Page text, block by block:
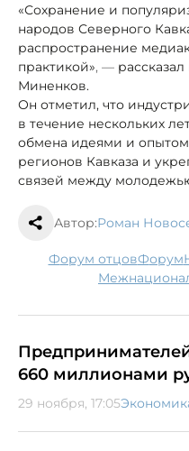
«Сохранение и
народов Северного
распространение
практикой», —
Миненков.
Он отметил, что
в течение нескольких
обмена идеями и
регионов Кавказа и
связей между
Автор:Роман
форум отцов форум
660 миллионами
29 ноября, 17:05